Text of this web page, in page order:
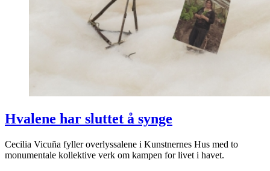
Hvalene har sluttet å synge
Cecilia Vicuña fyller overlyssalene i Kunstnernes Hus med to
monumentale kollektive verk om kampen for livet i havet.